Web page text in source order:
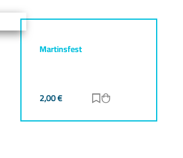
Martinsfest
2,00€ Zur Merkliste